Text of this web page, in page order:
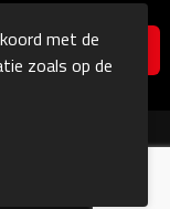
2026
met de
zoals op de